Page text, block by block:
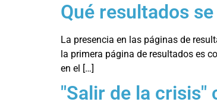
Qué resultados
La presencia en las páginas de
la primera página de resultados es
en el […]
"Salir de la crisis"